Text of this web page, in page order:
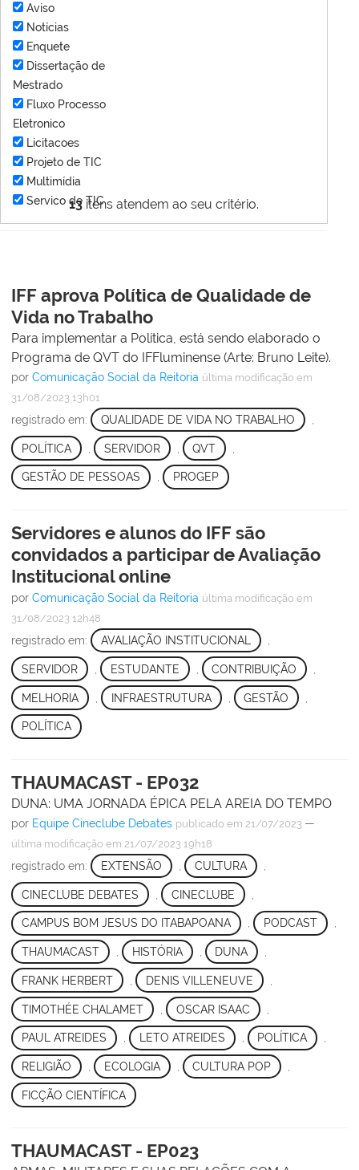
13 itens atendem ao seu critério.
Aviso
Notícias
Enquete
Dissertação de
Mestrado
Fluxo Processo
Eletronico
Licitacoes
Projeto de TIC
Multimídia
Servico de TIC
IFF aprova Política de Qualidade de
Vida no Trabalho
Para implementar a Política, está sendo elaborado o
Programa de QVT do IFFluminense (Arte: Bruno Leite).
por Comunicação Social da Reitoria última modificação em
31/08/2023 13h01
registrado em: QUALIDADE DE VIDA NO TRABALHO
POLÍTICA SERVIDOR QVT
GESTÃO DE PESSOAS , PROGEP
Servidores e alunos do IFF são
convidados a participar de Avaliação
Institucional online
por Comunicação Social da Reitoria última modificação em
31/08/2023 12h48
registrado em: AVALIAÇÃO INSTITUCIONAL
SERVIDOR ESTUDANTE CONTRIBUIÇÃO
MELHORIA INFRAESTRUTURA GESTÃO
POLÍTICA
THAUMACAST - EP032
DUNA: UMA JORNADA ÉPICA PELA AREIA DO TEMPO
por Equipe Cineclube Debates publicado em 21/07/2023 —
última modificação em 21/07/2023 19h18
registrado em: EXTENSÃO CULTURA
CINECLUBE DEBATES CINECLUBE
CAMPUS BOM JESUS DO ITABAPOANA , PODCAST ,
THAUMACAST HISTÓRIA DUNA
FRANK HERBERT DENIS VILLENEUVE
TIMOTHÉE CHALAMET OSCAR ISAAC
PAUL ATREIDES , LETO ATREIDES , POLÍTICA ,
RELIGIÃO ECOLOGIA CULTURA POP
FICÇÃO CIENTÍFICA
THAUMACAST - EP023